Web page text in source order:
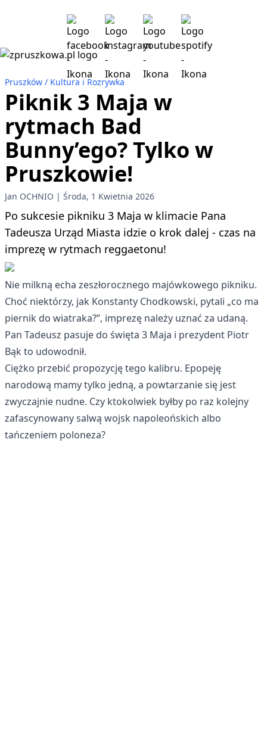
Pruszków Kultura i Rozrywka
Piknik 3 Maja w
rytmach Bad
Bunny’ego? Tylko w
Pruszkowie!
Jan OCHNIO Środa, 1 Kwietnia 2026
Po sukcesie pikniku 3 Maja w klimacie Pana
Tadeusza Urząd Miasta idzie o krok dalej - czas na
imprezę w rytmach reggaetonu!
Nie milkną echa zeszłorocznego majówkowego pikniku.
Choć niektórzy, jak Konstanty Chodkowski, pytali „co ma
piernik do wiatraka?”, imprezę należy uznać za udaną.
Pan Tadeusz pasuje do święta 3 Maja i prezydent Piotr
Bąk to udowodnił.
Ciężko przebić propozycję tego kalibru. Epopeję
narodową mamy tylko jedną, a powtarzanie się jest
zwyczajnie nudne. Czy ktokolwiek byłby po raz kolejny
zafascynowany salwą wojsk napoleońskich albo
tańczeniem poloneza?